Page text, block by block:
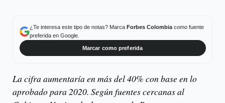
¿Te interesa este tipo de notas? Marca Forbes Colombiacomo fuente
preferida en Google.
Marcar como preferida
La cifra aumentaría en más del 40% con base en lo
aprobado para 2020. Según fuentes cercanas al